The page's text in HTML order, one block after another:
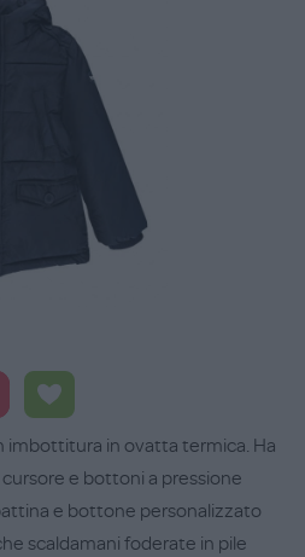
imbottitura in ovatta termica. Ha
e bottoni a pressione
e bottone personalizzato
scaldamani foderate in pile